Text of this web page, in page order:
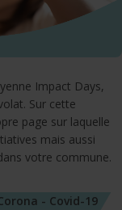
Impact Days,
Sur cette
page sur laquelle
mais aussi
votre commune.
- Covid-19